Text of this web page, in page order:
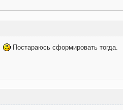
Постараюсь сформировать тогда.